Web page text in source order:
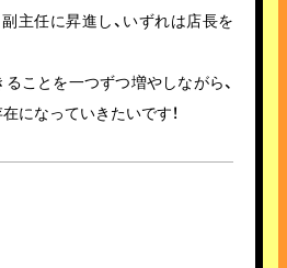
主任に昇進し、いずれは店長を
ことを一つずつ増やしながら、
になっていきたいです！